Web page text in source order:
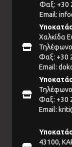
Φαξ: +30
Email:
Χαλκίδα
Φαξ: +30
Email:
Φαξ: +30
Email:
43100,